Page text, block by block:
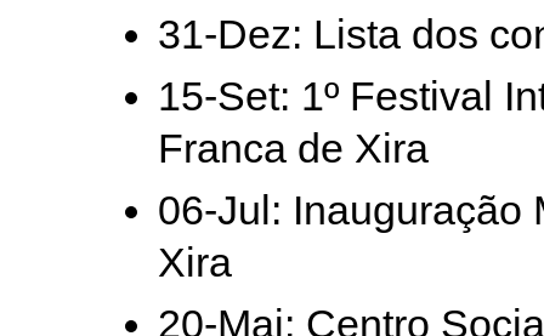
31-Dez: Lista dos
15-Set: 1º Festival
Franca de Xira
06-Jul: Inauguração
Xira
20-Mai: Centro